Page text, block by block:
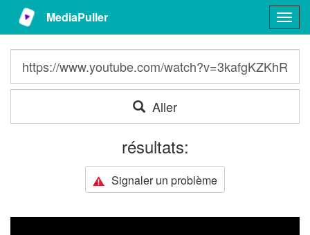
MediaPuller
Aller
résultats:
Signaler un problème